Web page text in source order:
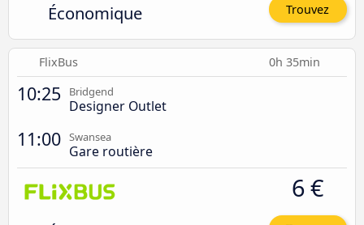
Économique Trouvez
FlixBus 0h 35min
10:25 Bridgend
Designer Outlet
11:00 Swansea
Gare routière
6 €